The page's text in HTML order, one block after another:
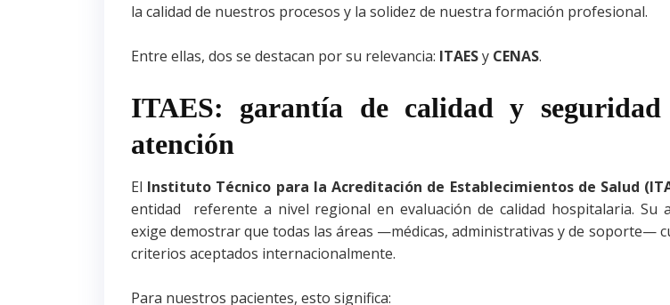
la calidad de nuestros procesos y la solidez de nuestra formación profesional.
Entre ellas, dos se destacan por su relevancia: ITAESy CENAS.
ITAES: garantía de calidad y
atención
El Instituto Técnico para la Acreditación de Establecimientos de Salud
entidad referente a nivel regional en evaluación de calidad hospitalaria. Su
exige demostrar que todas las áreas —médicas, administrativas y de soporte—
criterios aceptados internacionalmente.
Para nuestros pacientes, esto significa: